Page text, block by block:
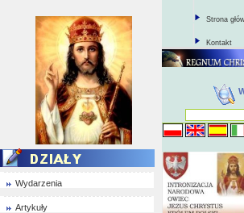
Wydarzenia
Artykuły
Strona
Kontakt